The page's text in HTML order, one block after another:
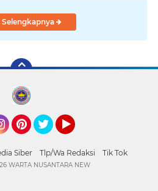
Selengkapnya
Siber Tlp/Wa Redaksi Tik Tok
WARTA NUSANTARA NEW